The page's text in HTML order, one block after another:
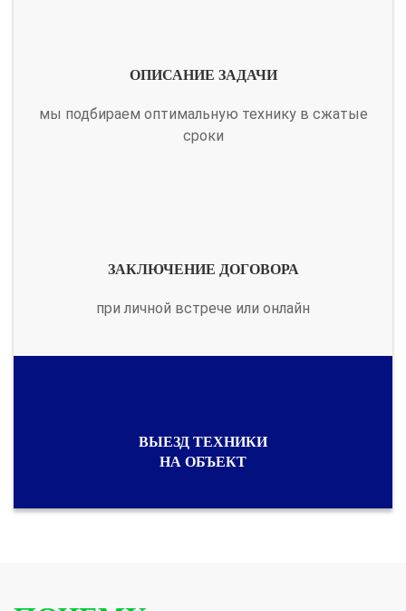
ОПИСАНИЕ ЗАДАЧИ
мы подбираем оптимальную технику в сжатые
сроки
ЗАКЛЮЧЕНИЕ ДОГОВОРА
при личной встрече или онлайн
ВЫЕЗД ТЕХНИКИ
НА ОБЪЕКТ